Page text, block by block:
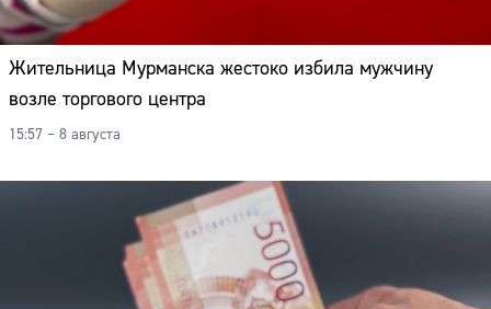
Жительница Мурманска жестоко избила мужчину
возле торгового центра
15:57 – 8 августа